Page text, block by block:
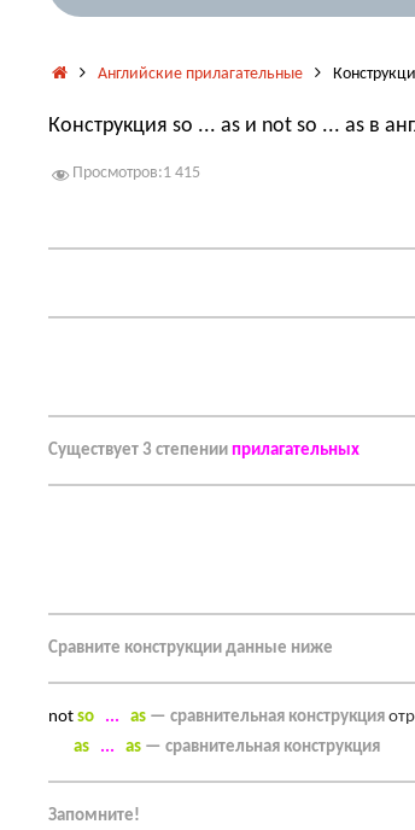
Главная
Английские прилагательные
Конструкция so ... as и not so ... as в
Просмотров:1 415
Существует 3 степении прилагательных
Сравните конструкции данные ниже
not so ... as — сравнительная конструкция
as ... as — сравнительная конструкция
Запомните!